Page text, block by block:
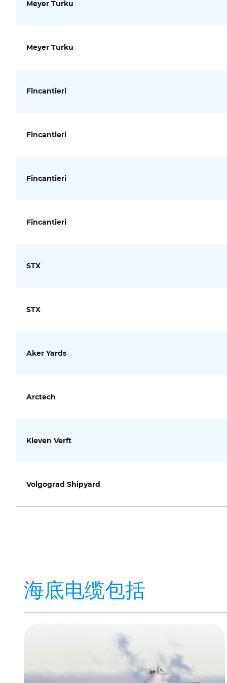
Meyer Turku
Meyer Turku
Fincantieri
Fincantieri
Fincantieri
Fincantieri
STX
STX
Aker Yards
Arctech
Kleven Verft
Volgograd Shipyard
海底电缆包括